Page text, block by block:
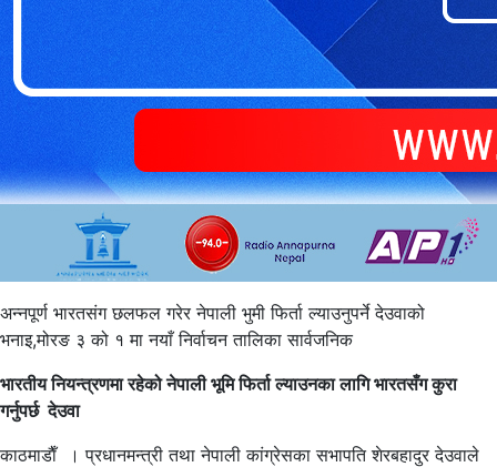
अन्नपूर्ण भारतसंग छलफल गरेर नेपाली भुमी फिर्ता ल्याउनुपर्ने देउवाको
भनाइ,मोरङ ३ को १ मा नयाँ निर्वाचन तालिका सार्वजनिक
भारतीय नियन्त्रणमा रहेको नेपाली भूमि फिर्ता ल्याउनका लागि भारतसँग कुरा
गर्नुपर्छ देउवा
काठमाडाैँ । प्रधानमन्त्री तथा नेपाली कांग्रेसका सभापति शेरबहादुर देउवाले